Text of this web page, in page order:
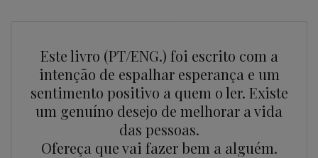
Este livro (PT/ENG.) foi escrito com a
intenção de espalhar esperança e um
sentimento positivo a quem o ler. Existe
um genuíno desejo de melhorar a vida
das pessoas.
Ofereça que vai fazer bem a alguém.